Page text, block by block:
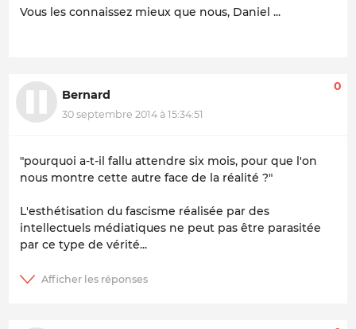
Vous les connaissez mieux que nous, Daniel ...
Bernard
30 septembre 2014 à 15:34:51
0
"pourquoi a-t-il fallu attendre six mois, pour que l'on
nous montre cette autre face de la réalité ?"
L'esthétisation du fascisme réalisée par des
intellectuels médiatiques ne peut pas être parasitée
par ce type de vérité...